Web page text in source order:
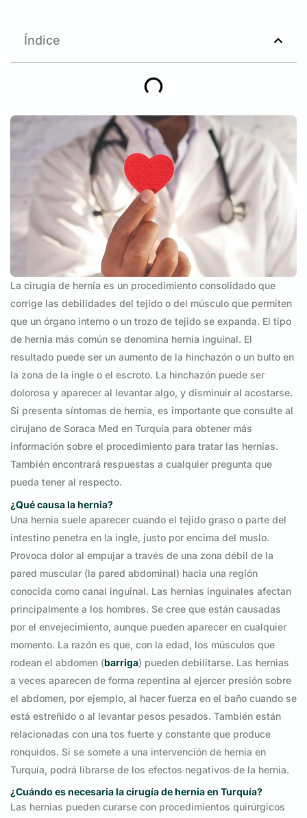
Índice
La cirugía de hernia es un procedimiento consolidado que
corrige las debilidades del tejido o del músculo que permiten
que un órgano interno o un trozo de tejido se expanda. El tipo
de hernia más común se denomina hernia inguinal. El
resultado puede ser un aumento de la hinchazón o un bulto en
la zona de la ingle o el escroto. La hinchazón puede ser
dolorosa y aparecer al levantar algo, y disminuir al acostarse.
Si presenta síntomas de hernia, es importante que consulte al
cirujano de Soraca Med en Turquía para obtener más
información sobre el procedimiento para tratar las hernias.
También encontrará respuestas a cualquier pregunta que
pueda tener al respecto.
¿Qué causa la hernia?
Una hernia suele aparecer cuando el tejido graso o parte del
intestino penetra en la ingle, justo por encima del muslo.
Provoca dolor al empujar a través de una zona débil de la
pared muscular (la pared abdominal) hacia una región
conocida como canal inguinal. Las hernias inguinales afectan
principalmente a los hombres. Se cree que están causadas
por el envejecimiento, aunque pueden aparecer en cualquier
momento. La razón es que, con la edad, los músculos que
rodean el abdomen (barriga) pueden debilitarse. Las hernias
a veces aparecen de forma repentina al ejercer presión sobre
el abdomen, por ejemplo, al hacer fuerza en el baño cuando se
está estreñido o al levantar pesos pesados. También están
relacionadas con una tos fuerte y constante que produce
ronquidos. Si se somete a una intervención de hernia en
Turquía, podrá librarse de los efectos negativos de la hernia.
¿Cuándo es necesaria la cirugía de hernia en Turquía?
Las hernias pueden curarse con procedimientos quirúrgicos